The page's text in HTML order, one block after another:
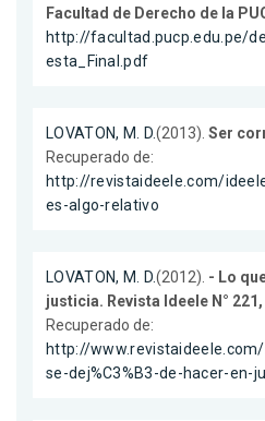
Facultad de Derecho de la
http://facultad.pucp.edu.pe/
esta_Final.pdf
LOVATON, M. D.(2013).Ser
Recuperado de:
http://revistaideele.com/
es-algo-relativo
LOVATON, M. D.(2012). - Lo
justicia. Revista Ideele N°
Recuperado de:
http://
se-dej%C3%B3-de-hacer-en-